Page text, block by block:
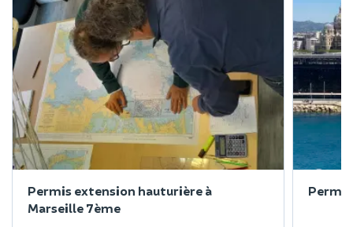
Permis extension hauturière à
Marseille 7ème